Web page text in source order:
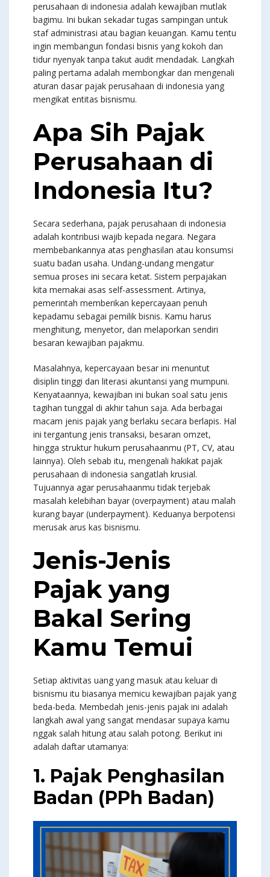
perusahaan di indonesia adalah kewajiban mutlak
bagimu. Ini bukan sekadar tugas sampingan untuk
staf administrasi atau bagian keuangan. Kamu tentu
ingin membangun fondasi bisnis yang kokoh dan
tidur nyenyak tanpa takut audit mendadak. Langkah
paling pertama adalah membongkar dan mengenali
aturan dasar pajak perusahaan di indonesia yang
mengikat entitas bisnismu.
Apa Sih Pajak
Perusahaan di
Indonesia Itu?
Secara sederhana, pajak perusahaan di indonesia
adalah kontribusi wajib kepada negara. Negara
membebankannya atas penghasilan atau konsumsi
suatu badan usaha. Undang-undang mengatur
semua proses ini secara ketat. Sistem perpajakan
kita memakai asas self-assessment. Artinya,
pemerintah memberikan kepercayaan penuh
kepadamu sebagai pemilik bisnis. Kamu harus
menghitung, menyetor, dan melaporkan sendiri
besaran kewajiban pajakmu.
Masalahnya, kepercayaan besar ini menuntut
disiplin tinggi dan literasi akuntansi yang mumpuni.
Kenyataannya, kewajiban ini bukan soal satu jenis
tagihan tunggal di akhir tahun saja. Ada berbagai
macam jenis pajak yang berlaku secara berlapis. Hal
ini tergantung jenis transaksi, besaran omzet,
hingga struktur hukum perusahaanmu (PT, CV, atau
lainnya). Oleh sebab itu, mengenali hakikat pajak
perusahaan di indonesia sangatlah krusial.
Tujuannya agar perusahaanmu tidak terjebak
masalah kelebihan bayar (overpayment) atau malah
kurang bayar (underpayment). Keduanya berpotensi
merusak arus kas bisnismu.
Jenis-Jenis
Pajak yang
Bakal Sering
Kamu Temui
Setiap aktivitas uang yang masuk atau keluar di
bisnismu itu biasanya memicu kewajiban pajak yang
beda-beda. Membedah jenis-jenis pajak ini adalah
langkah awal yang sangat mendasar supaya kamu
nggak salah hitung atau salah potong. Berikut ini
adalah daftar utamanya:
1. Pajak Penghasilan
Badan (PPh Badan)